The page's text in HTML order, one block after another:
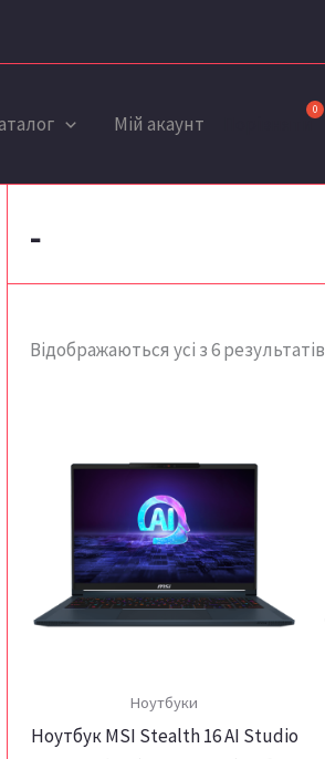
Мій акаунт Порівняти
-
Відображаються усі з 6 результатів
Ноутбуки
Ноутбук MSI Stealth 16 AI Studio